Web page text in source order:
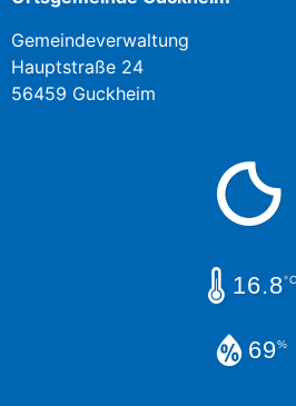
Gemeindeverwaltung
Hauptstraße 24
56459 Guckheim
16.8°C
69%